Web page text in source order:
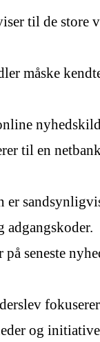
til de store
måske
til en
adgangskoder.
seneste
og